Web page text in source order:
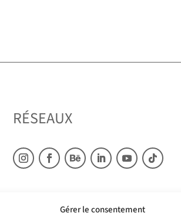
Gérer le consentement
RÉSEAUX